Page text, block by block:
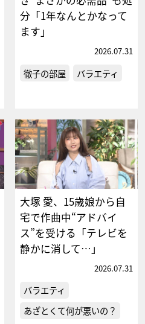
分「1年なんとかなって
ます」
2026.07.31
徹子の部屋 バラエティ
大塚 愛、15歳娘から自
宅で作曲中“アドバイ
ス”を受ける「テレビを
静かに消して…」
2026.07.31
バラエティ
あざとくて何が悪いの？